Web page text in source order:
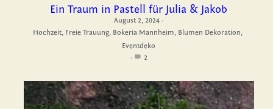
Instagram
Pinterest
Ein Traum in Pastell für Julia & Jakob
August 2, 2024 ·
Hochzeit, Freie Trauung, Bokeria Mannheim, Blumen Dekoration,
Eventdeko
·
2